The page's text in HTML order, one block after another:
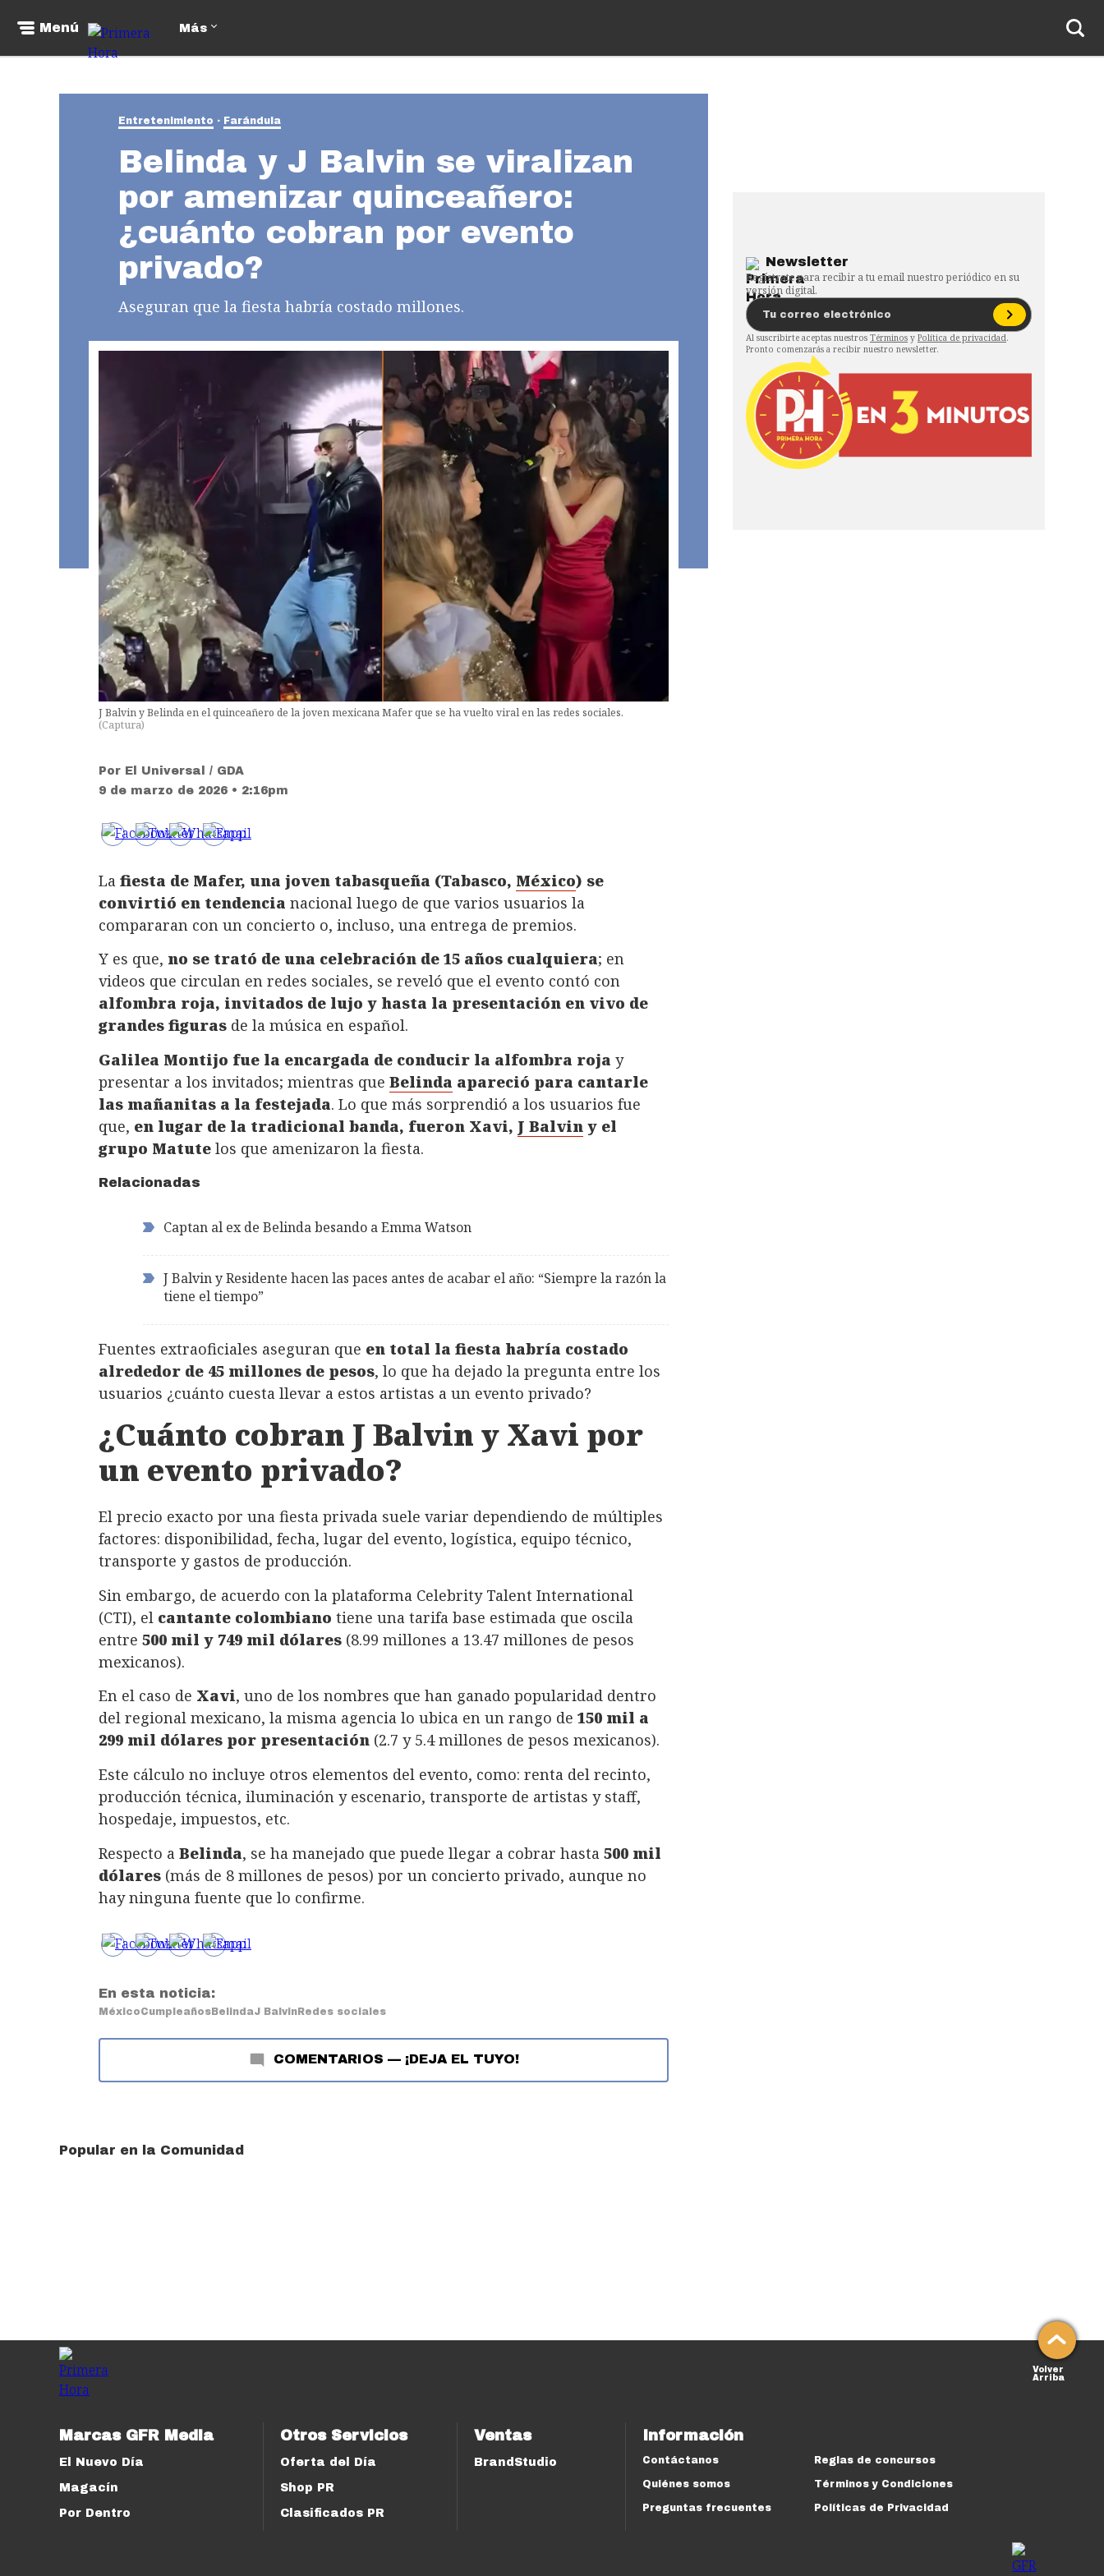
Menú Más
Entretenimiento Farándula
Belinda y J Balvin se viralizan
por amenizar quinceañero:
¿cuánto cobran por evento
privado?
Aseguran que la fiesta habría costado millones.
J Balvin y Belinda en el quinceañero de la joven mexicana Mafer que se ha vuelto viral en las redes sociales.
(Captura)
Por El Universal / GDA
9 de marzo de 2026 • 2:16pm
La fiesta de Mafer, una joven tabasqueña (Tabasco, México) se
convirtió en tendencia nacional luego de que varios usuarios la
compararan con un concierto o, incluso, una entrega de premios.
Y es que, no se trató de una celebración de 15 años cualquiera; en
videos que circulan en redes sociales, se reveló que el evento contó con
alfombra roja, invitados de lujo y hasta la presentación en vivo de
grandes figuras de la música en español.
Galilea Montijo fue la encargada de conducir la alfombra roja y
presentar a los invitados; mientras que Belinda apareció para cantarle
las mañanitas a la festejada. Lo que más sorprendió a los usuarios fue
que, en lugar de la tradicional banda, fueron Xavi, J Balvin y el
grupo Matute los que amenizaron la fiesta.
Relacionadas
Captan al ex de Belinda besando a Emma Watson
J Balvin y Residente hacen las paces antes de acabar el año: “Siempre la razón la
tiene el tiempo”
Fuentes extraoficiales aseguran que en total la fiesta habría costado
alrededor de 45 millones de pesos, lo que ha dejado la pregunta entre los
usuarios ¿cuánto cuesta llevar a estos artistas a un evento privado?
¿Cuánto cobran J Balvin y Xavi por
un evento privado?
El precio exacto por una fiesta privada suele variar dependiendo de múltiples
factores: disponibilidad, fecha, lugar del evento, logística, equipo técnico,
transporte y gastos de producción.
Sin embargo, de acuerdo con la plataforma Celebrity Talent International
(CTI), el cantante colombiano tiene una tarifa base estimada que oscila
entre 500 mil y 749 mil dólares (8.99 millones a 13.47 millones de pesos
mexicanos).
En el caso de Xavi, uno de los nombres que han ganado popularidad dentro
del regional mexicano, la misma agencia lo ubica en un rango de 150 mil a
299 mil dólares por presentación (2.7 y 5.4 millones de pesos mexicanos).
Este cálculo no incluye otros elementos del evento, como: renta del recinto,
producción técnica, iluminación y escenario, transporte de artistas y staff,
hospedaje, impuestos, etc.
Respecto a Belinda, se ha manejado que puede llegar a cobrar hasta 500 mil
dólares (más de 8 millones de pesos) por un concierto privado, aunque no
hay ninguna fuente que lo confirme.
En esta noticia:
MéxicoCumpleañosBelindaJ BalvinRedes sociales
COMENTARIOS — ¡DEJA EL TUYO!
Popular en la Comunidad
Newsletter
Regístrate para recibir a tu email nuestro periódico en su
versión digital.
Al suscribirte aceptas nuestros Términos y Política de privacidad.
Pronto comenzarás a recibir nuestro newsletter.
Volver
Arriba
Marcas GFR Media
El Nuevo Día
Magacín
Por Dentro
Otros Servicios
Oferta del Día
Shop PR
Clasificados PR
Ventas
BrandStudio
Información
Contáctanos
Quiénes somos
Preguntas frecuentes
Reglas de concursos
Términos y Condiciones
Políticas de Privacidad